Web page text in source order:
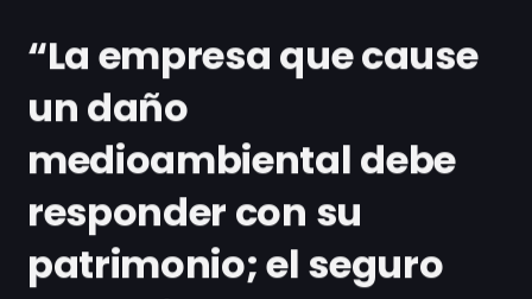
“La empresa que cause
un daño
medioambiental debe
responder con su
patrimonio; el seguro